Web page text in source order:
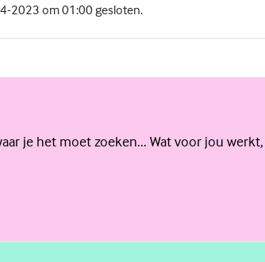
2023 om 01:00 gesloten.
je het moet zoeken... Wat voor jou werkt,